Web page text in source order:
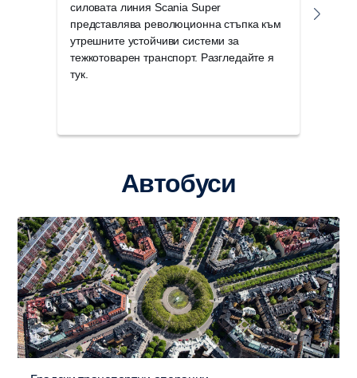
силовата линия Scania Super
представлява революционна стъпка към
утрешните устойчиви системи за
тежкотоварен транспорт. Разгледайте я
тук.
Автобуси